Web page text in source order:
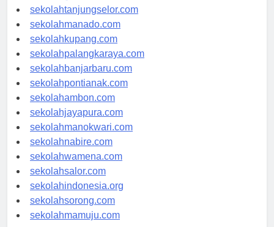
sekolahgorontalo.com
sekolahtanjungselor.com
sekolahmanado.com
sekolahkupang.com
sekolahpalangkaraya.com
sekolahbanjarbaru.com
sekolahpontianak.com
sekolahambon.com
sekolahjayapura.com
sekolahmanokwari.com
sekolahnabire.com
sekolahwamena.com
sekolahsalor.com
sekolahindonesia.org
sekolahsorong.com